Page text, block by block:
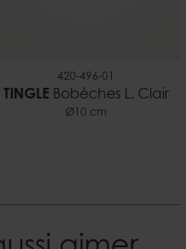
420-496-01
TINGLEBobèches L, Clair
Ø10 cm